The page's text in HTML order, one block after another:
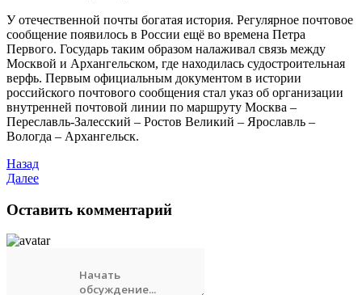
У отечественной почты богатая история. Регулярное почтовое
сообщение появилось в России ещё во времена Петра
Первого. Государь таким образом налаживал связь между
Москвой и Архангельском, где находилась судостроительная
верфь. Первым официальным документом в истории
российского почтового сообщения стал указ об организации
внутренней почтовой линии по маршруту Москва –
Переславль-Залесский – Ростов Великий – Ярославль –
Вологда – Архангельск.
Назад
Далее
Оставить комментарий